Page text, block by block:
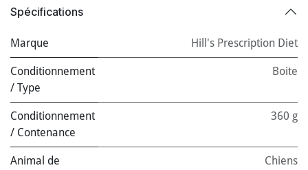
Spécifications
Marque Hill's Prescription Diet
Conditionnement
/ Type
Boite
Conditionnement
/ Contenance
360 g
Animal de
Chiens